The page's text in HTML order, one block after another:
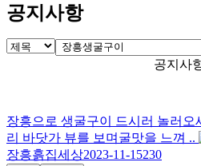
공지사항
공지사
장흥으로 생굴구이 드시러 놀러오
리 바닷가 뷰를 보며굴맛을 느껴 ..
장흥흙집세상2023-11-15230